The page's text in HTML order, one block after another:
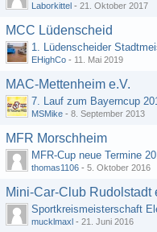
Laborkittel - 21. Oktober 2017
MCC Lüdenscheid
1. Lüdenscheider
EHighCo - 11. Mai 2019
MAC-Mettenheim e.V.
7. Lauf zum Bayerncup
MSMike - 8. September 2013
MFR Morschheim
MFR-Cup neue Termine
thomas1106 - 5. Oktober 2016
Mini-Car-Club Rudolstadt
mucklmaxl - 21. Juni 2016